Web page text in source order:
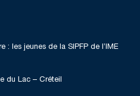
: les jeunes de la SIPFP de l’IME
du Lac – Créteil